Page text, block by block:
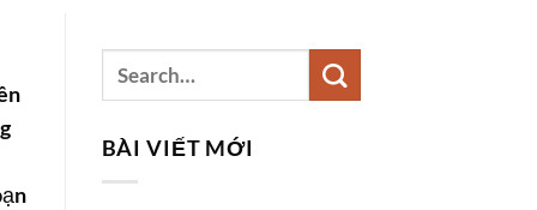
BÀI VIẾT MỚI